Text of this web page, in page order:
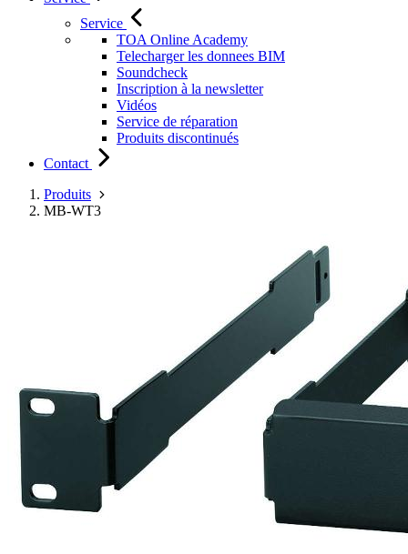
Service
TOA Online Academy
Telecharger les donnees BIM
Soundcheck
Inscription à la newsletter
Vidéos
Service de réparation
Produits discontinués
Contact
Produits
MB-WT3